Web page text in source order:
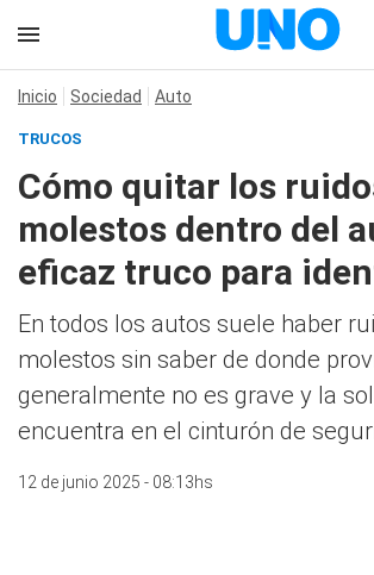
Inicio Sociedad Auto
TRUCOS
Cómo quitar los
molestos dentro del
eficaz truco para
En todos los autos suele haber
molestos sin saber de donde
generalmente no es grave y la
encuentra en el cinturón de
12 de junio 2025 - 08:13hs